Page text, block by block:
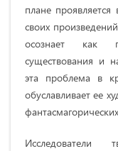
плане
своих
осознает как
существования и
эта проблема в
обуславливает ее
Исследователи